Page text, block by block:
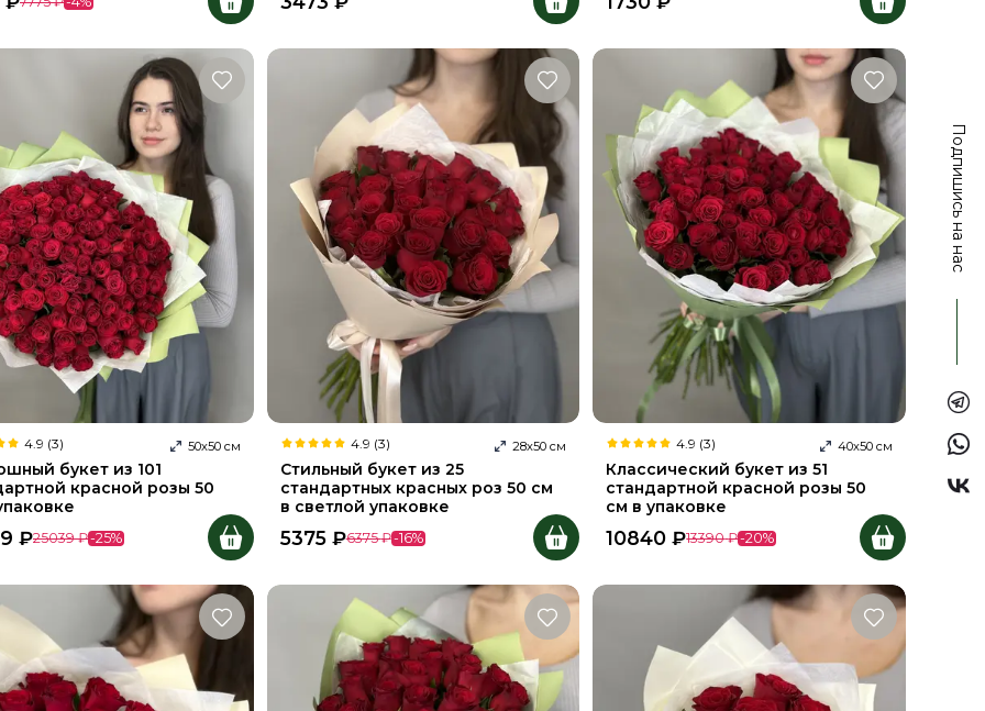
4.9 (3) 50х50см
букет из 101
красной розы 50
₽25039 ₽-25%
4.9 (3) 28х50 см
Стильный букет из 25
стандартных красных роз 50 см
в светлой упаковке
5375 ₽6375 ₽-16%
4.9 (3) 40х50см
Классический букет из 51
стандартной красной розы 50
см в упаковке
10840 ₽13390 ₽-20%
Подпишись на нас